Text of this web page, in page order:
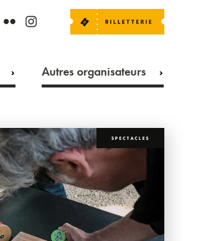
Autres organisateurs
SPECTACLES